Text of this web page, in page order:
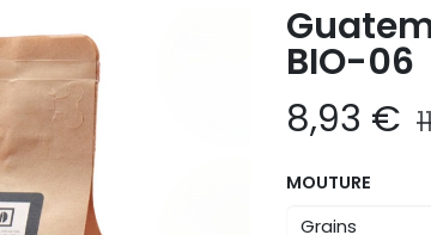
BIO-06
8,93 €
MOUTURE